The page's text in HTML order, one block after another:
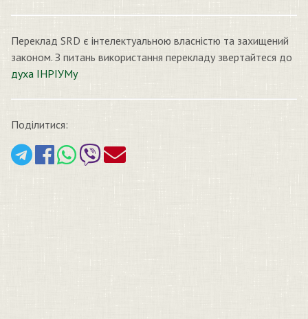
Переклад SRD є інтелектуальною власністю та захищений
законом. З питань використання перекладу звертайтеся до
духа ІНРІУМу
Поділитися: